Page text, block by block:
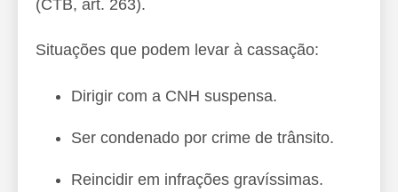
(CTB, art. 263).
Situações que podem levar à cassação:
Dirigir com a CNH suspensa.
Ser condenado por crime de trânsito.
Reincidir em infrações gravíssimas.